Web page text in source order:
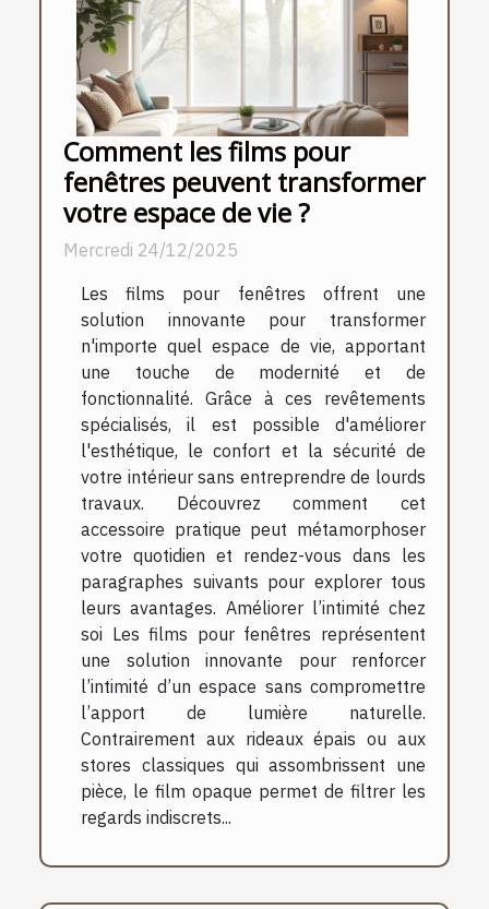
Comment les films pour
fenêtres peuvent transformer
votre espace de vie ?
Mercredi 24/12/2025
Les films pour fenêtres offrent une
solution innovante pour transformer
n'importe quel espace de vie, apportant
une touche de modernité et de
fonctionnalité. Grâce à ces revêtements
spécialisés, il est possible d'améliorer
l'esthétique, le confort et la sécurité de
votre intérieur sans entreprendre de lourds
travaux. Découvrez comment cet
accessoire pratique peut métamorphoser
votre quotidien et rendez-vous dans les
paragraphes suivants pour explorer tous
leurs avantages. Améliorer l’intimité chez
soi Les films pour fenêtres représentent
une solution innovante pour renforcer
l’intimité d’un espace sans compromettre
l’apport de lumière naturelle.
Contrairement aux rideaux épais ou aux
stores classiques qui assombrissent une
pièce, le film opaque permet de filtrer les
regards indiscrets...